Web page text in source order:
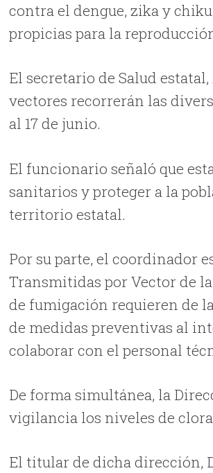
contra el dengue, zika y
propicias para la
El secretario de Salud
vectores recorrerán las
al 17 de junio.
El funcionario señaló que
sanitarios y proteger a la
territorio estatal.
Por su parte, el coordinador
Transmitidas por Vector de
de fumigación requieren de
de medidas preventivas al
colaborar con el personal
De forma simultánea, la
vigilancia los niveles de
El titular de dicha dirección,